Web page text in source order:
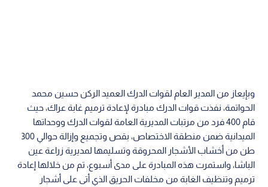
وبإيعاز من المدير العام لقوات الدرك العميد الركن حسين محمد
الحواتمة، نفذت قوات الدرك مبادرة لإعادة ترميم غابة عراك، حيث
قام 400 فرد من مرتبات المديرية العامة لقوات الدرك ووحداتها
الميدانية ضمن منطقة الاختصاص، بقص وتجميع وإزالة حوالي 300
طن من أخشاب الأشجار المحروقة وتسليمها لمديرية زراعة عين
الباشا، واستمرت هذه المبادرة على مدى أسبوع، تم من خلالها إعادة
ترميم وتنظيف الغابة من مخلفات الحريق الذي أتى على أشجار